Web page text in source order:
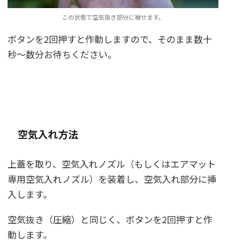
この状態で空気抜き部分に被せます。
ボタンを2回押すと作動しますので、そのまま数十
秒〜数分お待ちください。
空気入れ方法
上蓋を取り、空気入れノズル（もしくはエアマット
専用空気入れノズル）を装着し、空気入れ部分に挿
入します。
空気抜き（圧縮）と同じく、ボタンを2回押すと作
動します。